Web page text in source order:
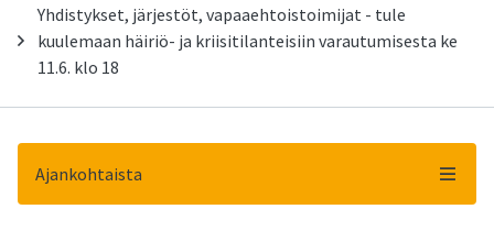
Yhdistykset, järjestöt, vapaaehtoistoimijat - tule
kuulemaan häiriö- ja kriisitilanteisiin varautumisesta ke
11.6. klo 18
Ajankohtaista